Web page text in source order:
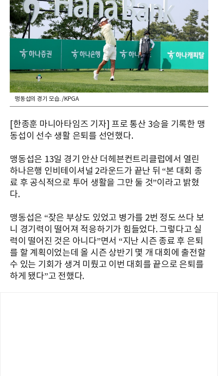
맹동섭의 경기 모습. /KPGA
[한종훈 마니아타임즈 기자] 프로 통산 3승을 기록한 맹
동섭이 선수 생활 은퇴를 선언했다.
맹동섭은 13일 경기 안산 더헤븐컨트리클럽에서 열린
하나은행 인비테이셔널 2라운드가 끝난 뒤 “본 대회 종
료 후 공식적으로 투어 생활을 그만 둘 것”이라고 밝혔
다.
맹동섭은 “잦은 부상도 있었고 병가를 2번 정도 쓰다 보
니 경기력이 떨어져 적응하기가 힘들었다. 그렇다고 실
력이 떨어진 것은 아니다”면서 “지난 시즌 종료 후 은퇴
를 할 계획이었는데 올 시즌 상반기 몇 개 대회에 출전할
수 있는 기회가 생겨 미뤘고 이번 대회를 끝으로 은퇴를
하게 됐다”고 전했다.